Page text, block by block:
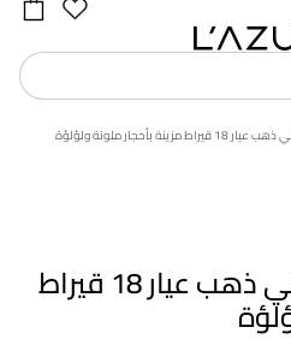
بأحجار ملونة ولؤلؤة
سلسلة شكل خط أفقي ذهب عيار 18 قيراط